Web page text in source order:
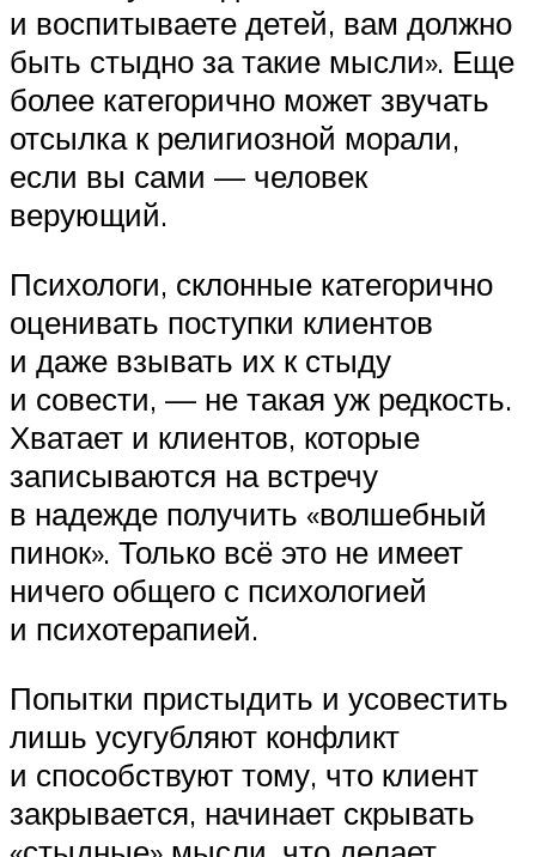
и воспитываете детей, вам должно
быть стыдно за такие мысли». Еще
более категорично может звучать
отсылка к религиозной морали,
если вы сами — человек
верующий.
Психологи, склонные категорично
оценивать поступки клиентов
и даже взывать их к стыду
и совести, — не такая уж редкость.
Хватает и клиентов, которые
записываются на встречу
в надежде получить «волшебный
пинок». Только всё это не имеет
ничего общего с психологией
и психотерапией.
Попытки пристыдить и усовестить
лишь усугубляют конфликт
и способствуют тому, что клиент
закрывается, начинает скрывать